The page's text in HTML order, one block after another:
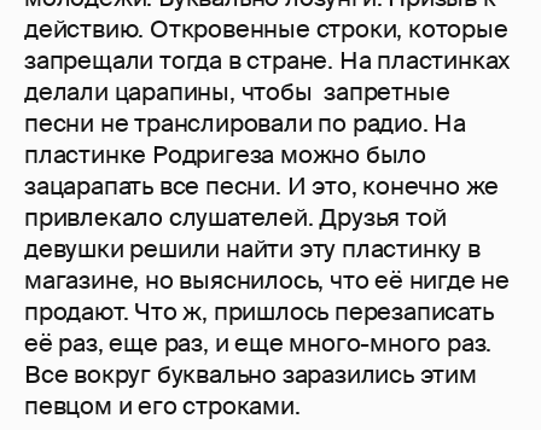
действию. Откровенные строки, которые
запрещали тогда в стране. На пластинках
делали царапины, чтобы запретные
песни не транслировали по радио. На
пластинке Родригеза можно было
зацарапать все песни. И это, конечно же
привлекало слушателей. Друзья той
девушки решили найти эту пластинку в
магазине, но выяснилось, что её нигде не
продают. Что ж, пришлось перезаписать
её раз, еще раз, и еще много-много раз.
Все вокруг буквально заразились этим
певцом и его строками.